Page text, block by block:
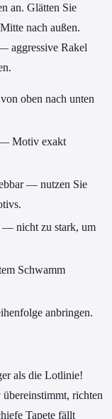
an. Glätten Sie
nach außen.
aggressive Rakel
oben nach unten
— Motiv exakt
— nutzen Sie
— nicht zu stark, um
Schwamm
anbringen.
als die Lotlinie!
richten
Tapete fällt